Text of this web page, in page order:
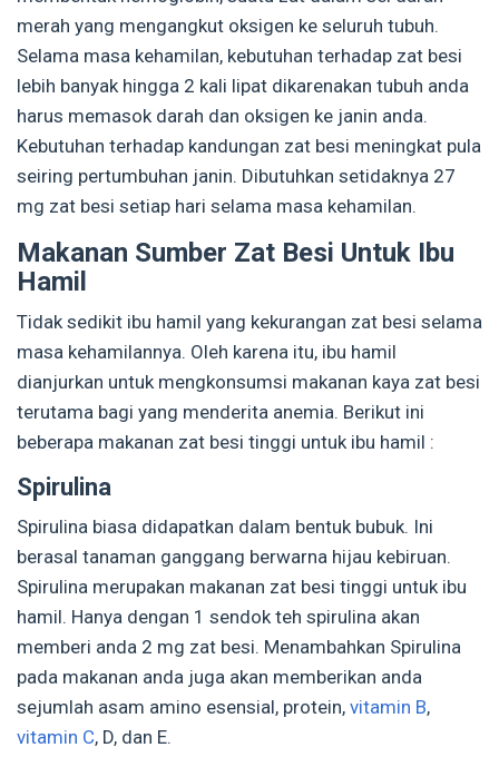
merah yang mengangkut oksigen ke seluruh tubuh.
Selama masa kehamilan, kebutuhan terhadap zat besi
lebih banyak hingga 2 kali lipat dikarenakan tubuh anda
harus memasok darah dan oksigen ke janin anda.
Kebutuhan terhadap kandungan zat besi meningkat pula
seiring pertumbuhan janin. Dibutuhkan setidaknya 27
mg zat besi setiap hari selama masa kehamilan.
Makanan Sumber Zat Besi Untuk Ibu
Hamil
Tidak sedikit ibu hamil yang kekurangan zat besi selama
masa kehamilannya. Oleh karena itu, ibu hamil
dianjurkan untuk mengkonsumsi makanan kaya zat besi
terutama bagi yang menderita anemia. Berikut ini
beberapa makanan zat besi tinggi untuk ibu hamil :
Spirulina
Spirulina biasa didapatkan dalam bentuk bubuk. Ini
berasal tanaman ganggang berwarna hijau kebiruan.
Spirulina merupakan makanan zat besi tinggi untuk ibu
hamil. Hanya dengan 1 sendok teh spirulina akan
memberi anda 2 mg zat besi. Menambahkan Spirulina
pada makanan anda juga akan memberikan anda
sejumlah asam amino esensial, protein, vitamin B,
vitamin C, D, dan E.